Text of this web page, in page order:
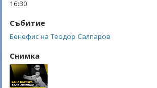
16:30
Събитие
Бенефис на Теодор Салпаров
Снимка